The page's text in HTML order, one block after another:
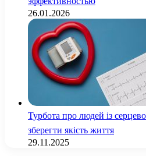
26.01.2026
Турбота про людей із
зберегти якість життя
29.11.2025